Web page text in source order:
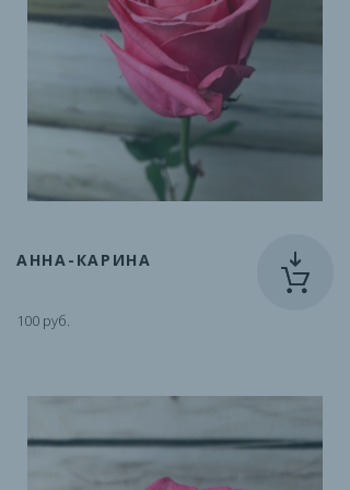
АННА-КАРИНА
100 руб.